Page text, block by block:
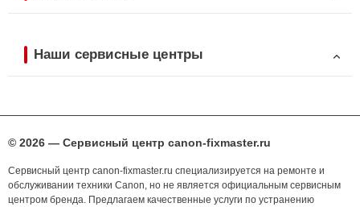
Наши сервисные центры
© 2026 — Сервисный центр canon-fixmaster.ru
Сервисный центр canon-fixmaster.ru специализируется на ремонте и
обслуживании техники Canon, но не является официальным сервисным
центром бренда. Предлагаем качественные услуги по устранению